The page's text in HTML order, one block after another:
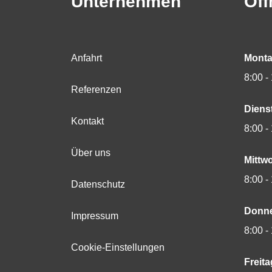
Anfahrt
Referenzen
Kontakt
Über uns
Datenschutz
Impressum
Cookie-Einstellungen
8:00 -
8:00 -
8:00 -
8:00 -